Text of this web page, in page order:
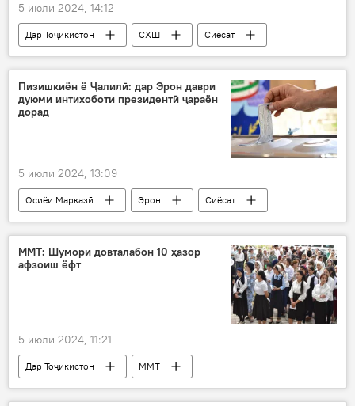
5 июли 2024, 14:12
Дар Тоҷикистон СҲШ
Сиёсат
Эмомалӣ Раҳмон
маводи мухаддир
Пизишкиён ё Ҷалилӣ: дар Эрон даври
дуюми интихоботи президентӣ ҷараён
дорад
5 июли 2024, 13:09
Осиёи Марказӣ Эрон
Сиёсат
Интихоботи президентӣ
ММТ: Шумори довталабон 10 ҳазор
афзоиш ёфт
5 июли 2024, 11:21
Дар Тоҷикистон
ММТ
маркази миллии тестӣ
довталабон